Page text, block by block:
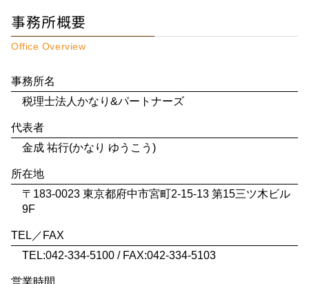
事務所概要
Office Overview
事務所名
税理士法人かなり&パートナーズ
代表者
金成 祐行(かなり ゆうこう)
所在地
〒183-0023 東京都府中市宮町2-15-13 第15三ツ木ビル
9F
TEL／FAX
TEL:042-334-5100 / FAX:042-334-5103
営業時間